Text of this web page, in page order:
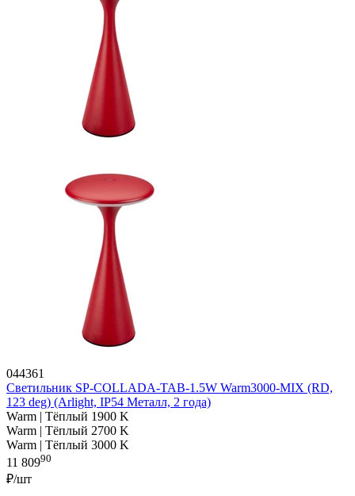
044361
Светильник SP-COLLADA-TAB-1.5W Warm3000-MIX (RD,
123 deg) (Arlight, IP54 Металл, 2 года)
Warm | Тёплый 1900 K
Warm | Тёплый 2700 K
Warm | Тёплый 3000 K
11 80990
₽/шт